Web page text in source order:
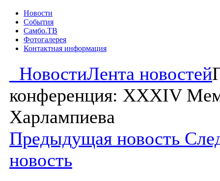
Новости
События
Самбо.ТВ
Фотогалерея
Контактная информация
НовостиЛента новостей
конференция: XXXIV
Харлампиева
Предыдущая новость
новость